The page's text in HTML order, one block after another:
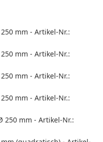
mm - Artikel-Nr.:
mm - Artikel-Nr.:
mm - Artikel-Nr.:
mm - Artikel-Nr.:
250 mm - Artikel-Nr.: